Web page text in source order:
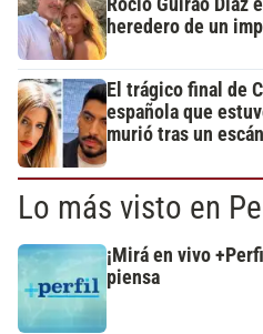
Rocío Guirao Díaz
heredero de un
El trágico final de
española que
murió tras un
Lo más visto en
¡Mirá en vivo
piensa